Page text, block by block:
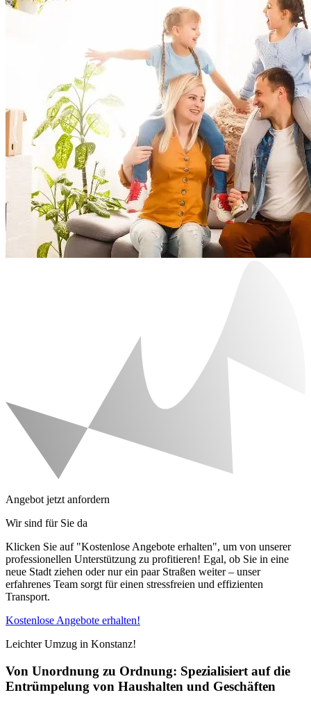
Angebot jetzt anfordern
Wir sind für Sie da
Klicken Sie auf "Kostenlose Angebote erhalten", um von unserer
professionellen Unterstützung zu profitieren! Egal, ob Sie in eine
neue Stadt ziehen oder nur ein paar Straßen weiter – unser
erfahrenes Team sorgt für einen stressfreien und effizienten
Transport.
Kostenlose Angebote erhalten!
Leichter Umzug in Konstanz!
Von Unordnung zu Ordnung: Spezialisiert auf die
Entrümpelung von Haushalten und Geschäften